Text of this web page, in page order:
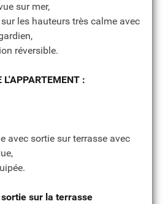
sur mer,
les hauteurs très calme avec
réversible.
L'APPARTEMENT :
avec sortie sur terrasse avec
sortie sur la terrasse